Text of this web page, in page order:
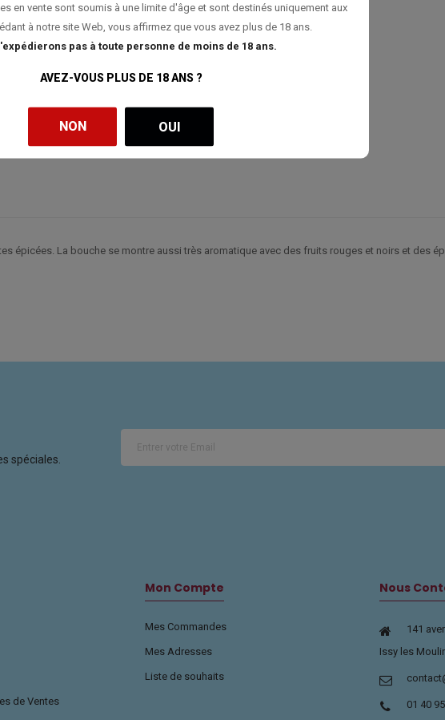
en vente sont soumis à une limite d'âge et sont destinés uniquement aux
à notre site Web, vous affirmez que vous avez plus de 18 ans.
pas à toute personne de moins de 18 ans.
AVEZ-VOUS PLUS DE 18 ANS ?
NON OUI
épicées. La bouche se montre aussi très aromatique avec des fruits rouges et noirs et des
spéciales.
de Ventes
Mon Compte
Mes Commandes
Mes Adresses
Liste de souhaits
Nous
141
Issy les
01 40